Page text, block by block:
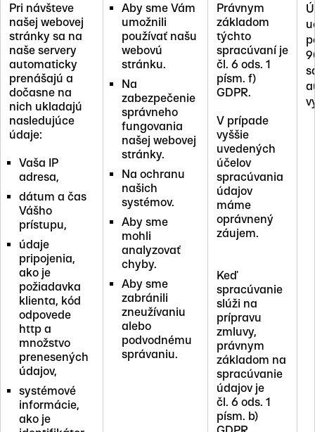
Pri návšteve
našej webovej
stránky sa na
naše servery
automaticky
prenášajú a
dočasne na
nich ukladajú
nasledujúce
údaje:
Vaša IP
adresa,
dátum a čas
Vášho
prístupu,
údaje
pripojenia,
ako je
požiadavka
klienta, kód
odpovede
http a
množstvo
prenesených
údajov,
systémové
informácie,
ako je
Aby sme Vám
umožnili
používať našu
webovú
stránku.
Na
zabezpečenie
správneho
fungovania
našej webovej
stránky.
Na ochranu
našich
systémov.
Aby sme
mohli
analyzovať
chyby.
Aby sme
zabránili
zneužívaniu
alebo
podvodnému
správaniu.
Právnym
základom
týchto
spracúvaní je
čl. 6 ods. 1
písm. f)
GDPR.
V prípade
vyššie
uvedených
účelov
spracúvania
údajov
máme
oprávnený
záujem.
Keď
spracúvanie
slúži na
prípravu
zmluvy,
právnym
základom na
spracúvanie
údajov je
čl. 6 ods. 1
písm. b)